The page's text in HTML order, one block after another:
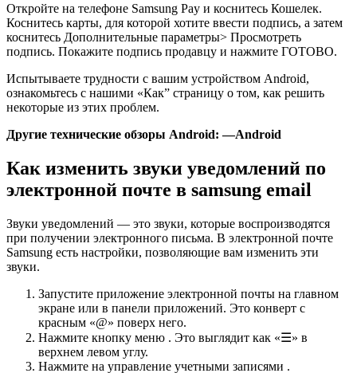
Откройте на телефоне Samsung Pay и коснитесь Кошелек.
Коснитесь карты, для которой хотите ввести подпись, а затем
коснитесь Дополнительные параметры> Просмотреть
подпись. Покажите подпись продавцу и нажмите ГОТОВО.
Испытываете трудности с вашим устройством Android,
ознакомьтесь с нашими «Как” страницу о том, как решить
некоторые из этих проблем.
Другие технические обзоры Android: —Android
Как изменить звуки уведомлений по
электронной почте в samsung email
Звуки уведомлений — это звуки, которые воспроизводятся
при получении электронного письма. В электронной почте
Samsung есть настройки, позволяющие вам изменить эти
звуки.
Запустите приложение электронной почты на главном
экране или в панели приложений. Это конверт с
красным «@» поверх него.
Нажмите кнопку меню . Это выглядит как «☰» в
верхнем левом углу.
Нажмите на управление учетными записями .